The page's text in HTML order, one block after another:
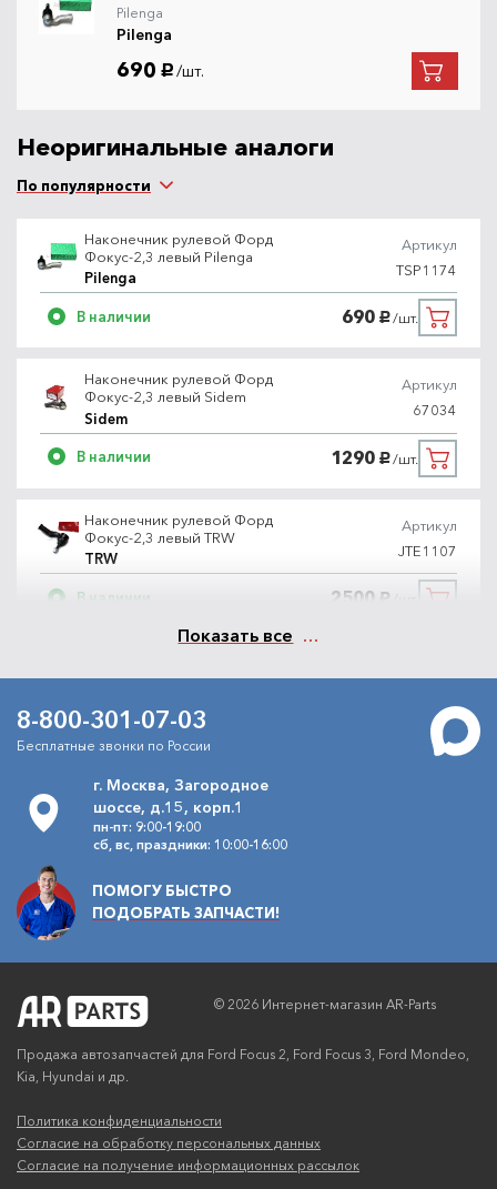
Pilenga
Pilenga
690 руб. /шт.
Неоригинальные аналоги
По популярности
Наконечник рулевой Форд
Фокус-2,3 левый Pilenga
Pilenga
Артикул
TSP1174
В наличии 690 руб./шт.
Наконечник рулевой Форд
Фокус-2,3 левый Sidem
Sidem
Артикул
67034
В наличии 1290 руб./шт.
Наконечник рулевой Форд
Фокус-2,3 левый TRW
TRW
Артикул
JTE1107
В наличии 2500 руб.
Фокус-2,3 левый Corteco
Наконечник рулевой Форд
Фокус-2,3 левый CTR
CTR
Показать все
8-800-301-07-03
Бесплатные звонки по России
г. Москва, Загородное
шоссе, д.15, корп.1
пн-пт: 9:00-19:00
сб, вс, праздники: 10:00-16:00
ПОМОГУ БЫСТРО
ПОДОБРАТЬ ЗАПЧАСТИ!
© 2026 Интернет-магазин AR-Parts
Продажа автозапчастей для Ford Focus 2, Ford Focus 3, Ford Mondeo,
Kia, Hyundai и др.
Политика конфиденциальности
Согласие на обработку персональных данных
Согласие на получение информационных рассылок